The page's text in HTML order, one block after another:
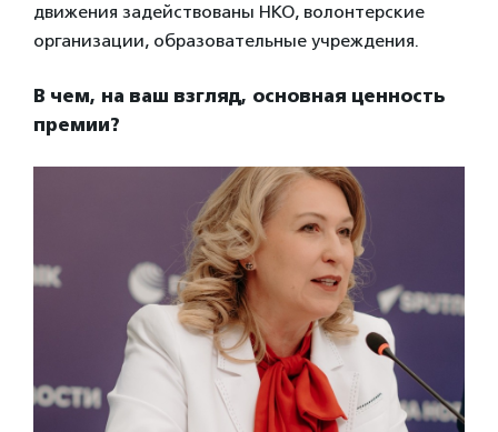
движения задействованы НКО, волонтерские
организации, образовательные учреждения.
В чем, на ваш взгляд, основная ценность
премии?